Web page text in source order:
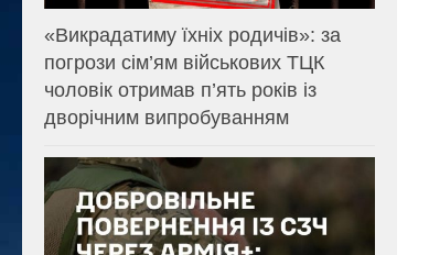
«Викрадатиму їхніх родичів»: за
погрози сім’ям військових ТЦК
чоловік отримав п’ять років із
дворічним випробуванням